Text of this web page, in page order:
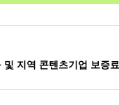
지역 콘텐츠기업 보증